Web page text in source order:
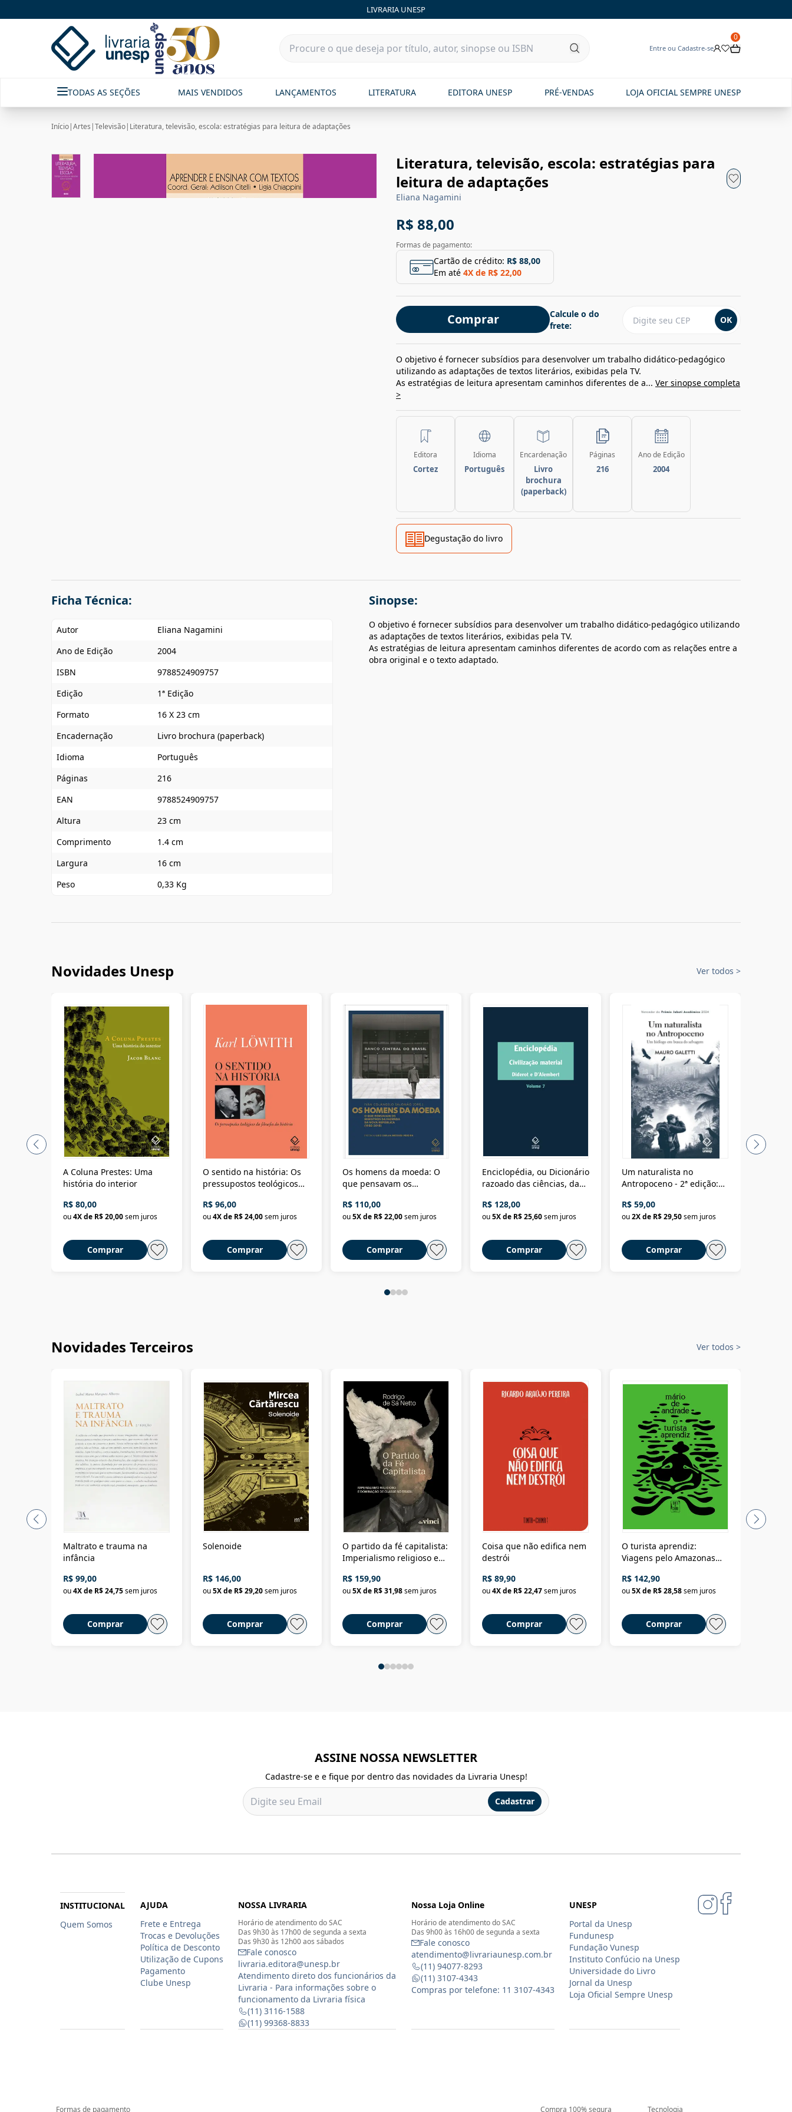
LIVRARIA UNESP
Entre ou Cadastre-se
0
TODAS AS SEÇÕES MAIS VENDIDOS LANÇAMENTOS LITERATURA EDITORA UNESP PRÉ-VENDAS LOJA OFICIAL SEMPRE UNESP
Início|Artes |Televisão| Literatura, televisão, escola: estratégias para leitura de adaptações
Literatura, televisão, escola: estratégias para
leitura de adaptações
Eliana Nagamini
R$ 88,00
Formas de pagamento:
Cartão de crédito: R$ 88,00
Em até 4X de R$ 22,00
Comprar
Calcule o do
frete:
OK
O objetivo é fornecer subsídios para desenvolver um trabalho didático-pedagógico
utilizando as adaptações de textos literários, exibidas pela TV.
As estratégias de leitura apresentam caminhos diferentes de a... Ver sinopse completa
>
Editora
Cortez
Idioma
Português
Encardenação
Livro
brochura
(paperback)
Páginas
216
Ano de Edição
2004
Degustação do livro
Ficha Técnica:
Autor
Eliana Nagamini
Ano de Edição
2004
ISBN
9788524909757
Edição
1ª Edição
Formato
16 X 23 cm
Encadernação
Livro brochura (paperback)
Idioma
Português
Páginas
216
EAN
9788524909757
Altura
23 cm
Comprimento
1.4 cm
Largura
16 cm
Peso
0,33 Kg
Sinopse:
O objetivo é fornecer subsídios para desenvolver um trabalho didático-pedagógico utilizando
as adaptações de textos literários, exibidas pela TV.
As estratégias de leitura apresentam caminhos diferentes de acordo com as relações entre a
obra original e o texto adaptado.
Novidades Unesp Ver todos >
A Coluna Prestes: Uma
história do interior
R$ 80,00
ou4X de R$ 20,00sem juros
Comprar
O sentido na história: Os
pressupostos teológicos
R$ 96,00
ou4X de R$ 24,00sem juros
Comprar
Os homens da moeda: O
que pensavam os
Nova República (1985-
2018)
R$ 110,00
ou5X de R$ 22,00sem juros
Comprar
Enciclopédia, ou Dicionário
razoado das ciências, das
Civilização material
R$ 128,00
ou5X de R$ 25,60sem juros
Comprar
Um naturalista no
Antropoceno - 2ª edição:
selvagem
R$ 59,00
ou2X de R$ 29,50sem juros
Comprar
Novidades Terceiros Ver todos >
Maltrato e trauma na
infância
R$ 99,00
ou4X de R$ 24,75sem juros
Comprar
Solenoide
R$ 146,00
ou5X de R$ 29,20sem juros
Comprar
O partido da fé capitalista:
Imperialismo religioso e
Brasil
R$ 159,90
ou5X de R$ 31,98sem juros
Comprar
Coisa que não edifica nem
destrói
R$ 89,90
ou4X de R$ 22,47sem juros
Comprar
O turista aprendiz:
Viagens pelo Amazonas
até a Bolívia e por Marajó
até dizer chega
R$ 142,90
ou5X de R$ 28,58sem juros
Comprar
ASSINE NOSSA NEWSLETTER
Cadastre-se e e fique por dentro das novidades da Livraria Unesp!
Cadastrar
INSTITUCIONAL
Quem Somos
AJUDA
Frete e Entrega
Trocas e Devoluções
Política de Desconto
Utilização de Cupons
Pagamento
Clube Unesp
NOSSA LIVRARIA
Horário de atendimento do SAC
Das 9h30 às 17h00 de segunda a sexta
Das 9h30 às 12h00 aos sábados
Fale conosco
livraria.editora@unesp.br
Atendimento direto dos funcionários da
Livraria - Para informações sobre o
funcionamento da Livraria física
(11) 3116-1588
(11) 99368-8833
Nossa Loja Online
Horário de atendimento do SAC
Das 9h00 às 16h00 de segunda a sexta
Fale conosco
atendimento@livrariaunesp.com.br
(11) 94077-8293
(11) 3107-4343
Compras por telefone: 11 3107-4343
UNESP
Portal da Unesp
Fundunesp
Fundação Vunesp
Instituto Confúcio na Unesp
Universidade do Livro
Jornal da Unesp
Loja Oficial Sempre Unesp
Formas de pagamento Compra 100% segura Tecnologia